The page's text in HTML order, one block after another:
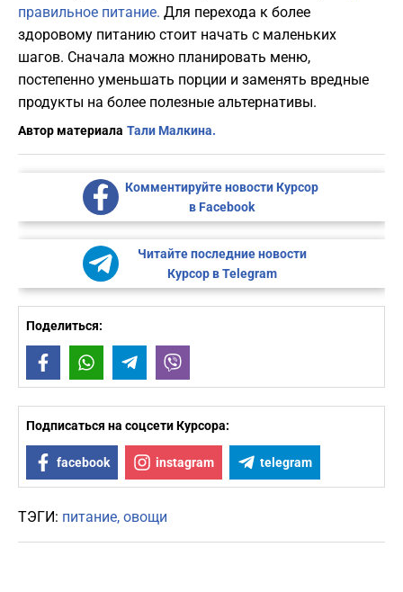
правильное питание. Для перехода к более
здоровому питанию стоит начать с маленьких
шагов. Сначала можно планировать меню,
постепенно уменьшать порции и заменять вредные
продукты на более полезные альтернативы.
Автор материала Тали Малкина.
Комментируйте новости Курсор
в Facebook
Читайте последние новости
Курсор в Telegram
Поделиться:
FacebookWhatsAppTelegram
Подписаться на соцсети Курсора:
facebook instagram telegram
ТЭГИ: питание овощи